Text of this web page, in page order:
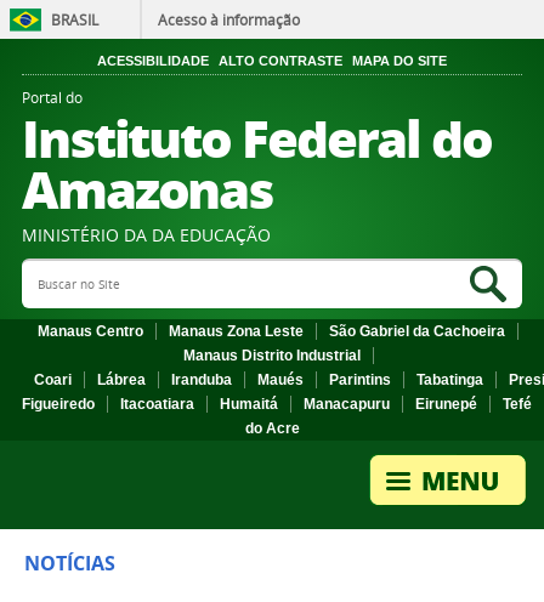
BRASIL Acesso à informação
ACESSIBILIDADE ALTO CONTRASTE MAPA DO SITE
Portal do
Instituto Federal do
Amazonas
MINISTÉRIO DA DA EDUCAÇÃO
Search Site
Manaus Centro Manaus Zona Leste
São Gabriel da Cachoeira
Manaus Distrito Industrial
Coari
Lábrea Iranduba Maués Parintins Tabatinga
Figueiredo
Itacoatiara Humaitá Manacapuru Eirunepé
Tefé
do Acre
NOTÍCIAS